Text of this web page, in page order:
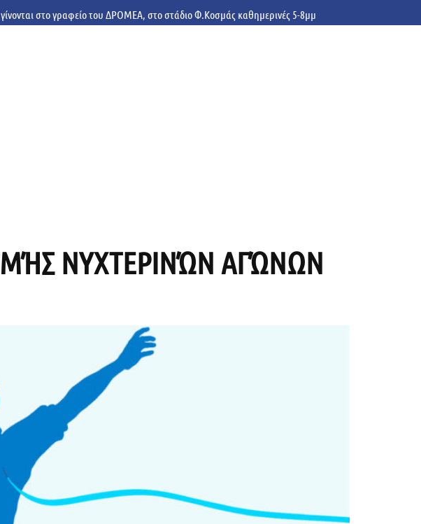
στο γραφείο του ΔΡΟΜΕΑ, στο στάδιο Φ.Κοσμάς καθημερινές 5-8μμ
ΝΥΧΤΕΡΙΝΏΝ ΑΓΏΝΩΝ